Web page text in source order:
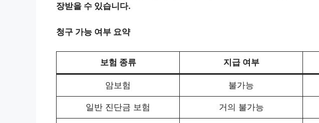
장받을 수 있습니다.
청구 가능 여부 요약
보험 종류 지급 여부
암보험 불가능
일반 진단금 보험 거의 불가능